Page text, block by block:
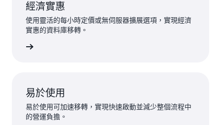
經濟實惠
使用靈活的每小時定價或無伺服器擴展選項，實現經濟
實惠的資料庫移轉。
易於使用
易於使用可加速移轉，實現快速啟動並減少整個流程中
的營運負擔。